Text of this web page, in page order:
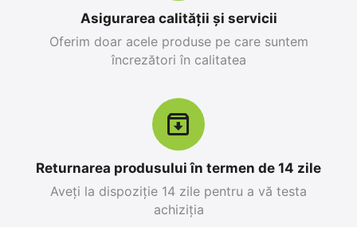
MDL
MDL -12% 28 299 MDL -10%
Asigurarea calității și servicii
Oferim doar acele produse pe care suntem
încrezători în calitatea
Returnarea produsului în termen de 14 zile
Aveți la dispoziție 14 zile pentru a vă testa
achiziția